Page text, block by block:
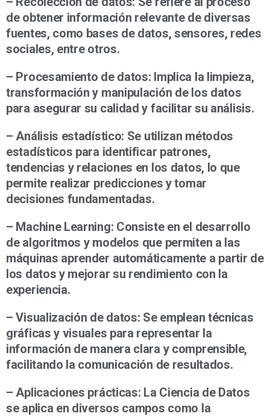
de obtener información relevante de diversas
fuentes, como bases de datos, sensores, redes
sociales, entre otros.
– Procesamiento de datos: Implica la limpieza,
transformación y manipulación de los datos
para asegurar su calidad y facilitar su análisis.
– Análisis estadístico: Se utilizan métodos
estadísticos para identificar patrones,
tendencias y relaciones en los datos, lo que
permite realizar predicciones y tomar
decisiones fundamentadas.
– Machine Learning: Consiste en el desarrollo
de algoritmos y modelos que permiten a las
máquinas aprender automáticamente a partir de
los datos y mejorar su rendimiento con la
experiencia.
– Visualización de datos: Se emplean técnicas
gráficas y visuales para representar la
información de manera clara y comprensible,
facilitando la comunicación de resultados.
– Aplicaciones prácticas: La Ciencia de Datos
se aplica en diversos campos como la